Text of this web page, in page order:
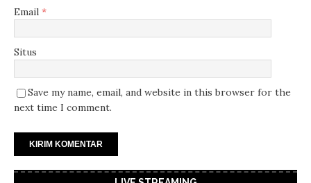
Email *
Situs
Save my name, email, and website in this browser for the
next time I comment.